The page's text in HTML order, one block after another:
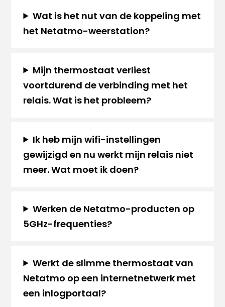
Wat is het nut van de koppeling met
het Netatmo-weerstation?
Mijn thermostaat verliest
voortdurend de verbinding met het
relais. Wat is het probleem?
Ik heb mijn wifi-instellingen
gewijzigd en nu werkt mijn relais niet
meer. Wat moet ik doen?
Werken de Netatmo-producten op
5GHz-frequenties?
Werkt de slimme thermostaat van
Netatmo op een internetnetwerk met
een inlogportaal?